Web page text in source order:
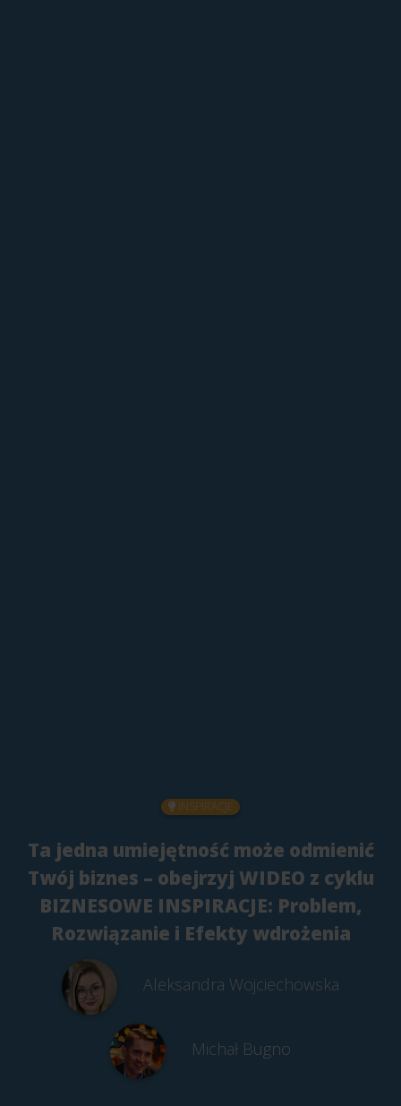
INSPIRACJE
Ta jedna umiejętność może odmienić
Twój biznes – obejrzyj WIDEO z cyklu
BIZNESOWE INSPIRACJE: Problem,
Rozwiązanie i Efekty wdrożenia
Aleksandra Wojciechowska
Michał Bugno